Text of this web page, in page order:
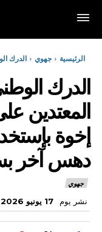
الرئيسية جهوي
الدرك
الدرك
المعتدين
إخوة
دهس آخر
جهوي
نشر يوم 17 يونيو 2026